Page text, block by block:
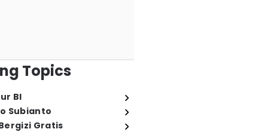
Topics
BI
Subianto
Gratis